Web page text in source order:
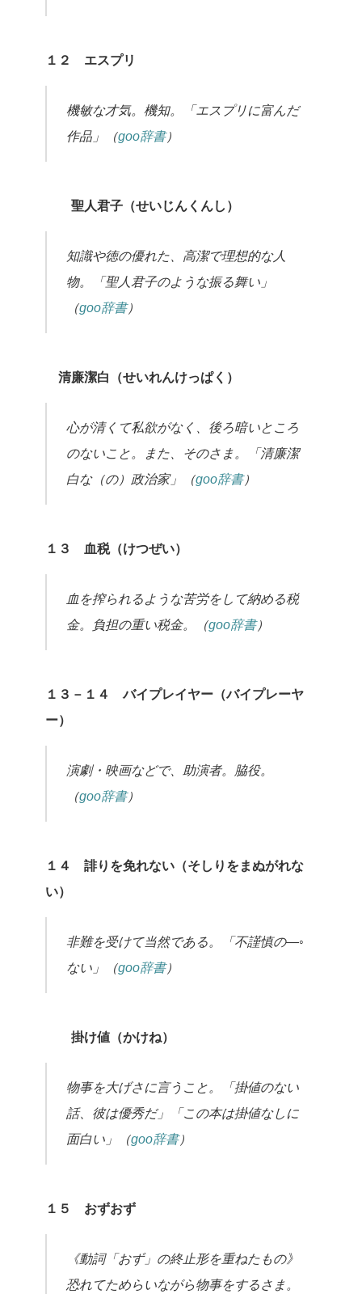
１２ エスプリ
機敏な才気。機知。「エスプリに富んだ
作品」（goo辞書）
聖人君子（せいじんくんし）
知識や徳の優れた、高潔で理想的な人
物。「聖人君子のような振る舞い」
（goo辞書）
清廉潔白（せいれんけっぱく）
心が清くて私欲がなく、後ろ暗いところ
のないこと。また、そのさま。「清廉潔
白な（の）政治家」（goo辞書）
１３ 血税（けつぜい）
血を搾られるような苦労をして納める税
金。負担の重い税金。（goo辞書）
１３－１４ バイプレイヤー（バイプレーヤ
ー）
演劇・映画などで、助演者。脇役。
（goo辞書）
１４ 誹りを免れない（そしりをまぬがれな
い）
非難を受けて当然である。「不謹慎の―◦
ない」（goo辞書）
掛け値（かけね）
物事を大げさに言うこと。「掛値のない
話、彼は優秀だ」「この本は掛値なしに
面白い」（goo辞書）
１５ おずおず
《動詞「おず」の終止形を重ねたもの》
恐れてためらいながら物事をするさま。